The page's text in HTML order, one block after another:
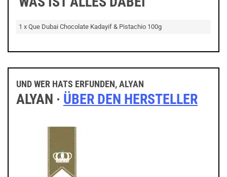
1 x Que Dubai Chocolate Kadayif & Pistachio 100g
UND WER HATS ERFUNDEN, ALYAN
ALYAN · ÜBER DEN HERSTELLER